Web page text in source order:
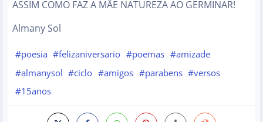
ASSIM COMO FAZ A MÃE NATUREZA AO GERMINAR!
Almany Sol
#poesia #felizaniversario #poemas #amizade
#almanysol #ciclo #amigos #parabens #versos
#15anos